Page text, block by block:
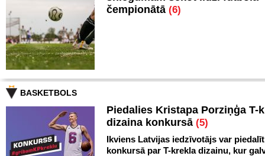
čempionātā (6)
BASKETBOLS
Piedalies Kristapa Porziņģa T-
dizaina konkursā (5)
Ikviens Latvijas iedzīvotājs var
konkursā par T-krekla dizainu, kur